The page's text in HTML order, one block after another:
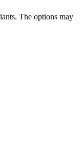
The options may